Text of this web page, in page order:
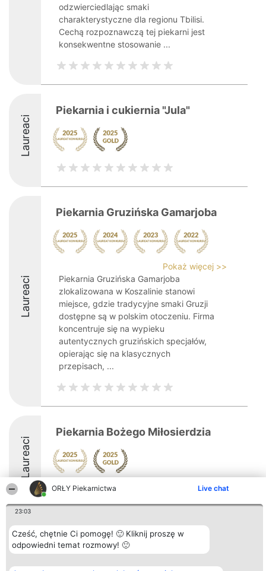
ORŁY Piekarnictwa Live chat
23:03
Cześć, chętnie Ci pomogę! 🙂 Kliknij proszę w
odpowiedni temat rozmowy! 🙂
odzwierciedlając smaki
charakterystyczne dla regionu Tbilisi.
Cechą rozpoznawczą tej piekarni jest
konsekwentne stosowanie ...
Laureaci
Piekarnia i cukiernia "Jula"
Laureaci
Piekarnia Gruzińska Gamarjoba
Pokaż więcej >>
Piekarnia Gruzińska Gamarjoba
zlokalizowana w Koszalinie stanowi
miejsce, gdzie tradycyjne smaki Gruzji
dostępne są w polskim otoczeniu. Firma
koncentruje się na wypieku
autentycznych gruzińskich specjałów,
opierając się na klasycznych
przepisach, ...
Laureaci
Piekarnia Bożego Miłosierdzia
Organizator plebiscytu
Bright Side Solutions sp. z o.
o. sp. k.
Wrocław 50-079
Plebiscyt
Laureaci
Lista
Laureatów
Kontakt